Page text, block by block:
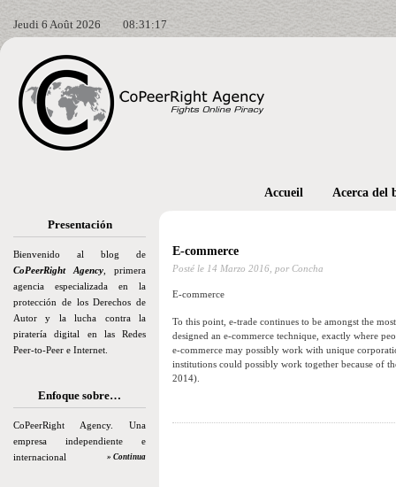
Jeudi 6 Août 2026 08:31:19
Presentación
Bienvenido al blog de
CoPeerRight Agency , primera
agencia especializada en la
protección de los Derechos de
Autor y la lucha contra la
piratería digital en las Redes
Peer-to-Peer e Internet.
Enfoque sobre…
CoPeerRight Agency. Una
empresa independiente e
internacional
» Continua
Accueil Acerca del
E-commerce
Posté le 14 Marzo 2016, por Concha
E-commerce
To this point, e-trade continues to be amongst the
designed an e-commerce technique, exactly where
e-commerce may possibly work with unique
institutions could possibly work together because of
2014).